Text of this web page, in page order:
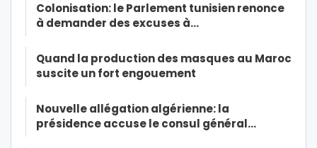
Colonisation: le Parlement tunisien renonce
à demander des excuses à…
Quand la production des masques au Maroc
suscite un fort engouement
Nouvelle allégation algérienne: la
présidence accuse le consul général…